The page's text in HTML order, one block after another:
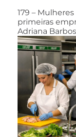
179 –
primeiras
Adriana